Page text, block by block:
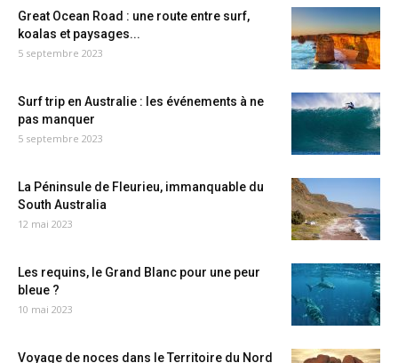
Great Ocean Road : une route entre surf,
koalas et paysages...
5 septembre 2023
Surf trip en Australie : les événements à ne
pas manquer
5 septembre 2023
La Péninsule de Fleurieu, immanquable du
South Australia
12 mai 2023
Les requins, le Grand Blanc pour une peur
bleue ?
10 mai 2023
Voyage de noces dans le Territoire du Nord